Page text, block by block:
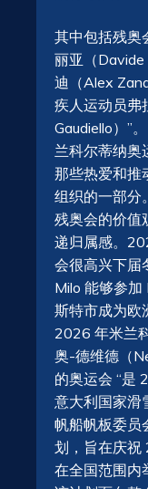
其中包括残奥
丽亚（
迪（Alex
疾人运动员弗
Gaudiello）”
兰科尔蒂纳奥
那些热爱和推
组织的一部分
残奥会的价值
递归属感。
会很高兴下届
Milo 能够参
斯特市成为欧
2026 年米兰
奥-德维德（
的奥运会 “是
意大利国家滑
帆船帆板委员
划，旨在庆祝
在全国范围内